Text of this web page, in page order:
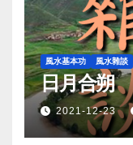
風水基本功 風水雜談
日月合朔
2021-12-23